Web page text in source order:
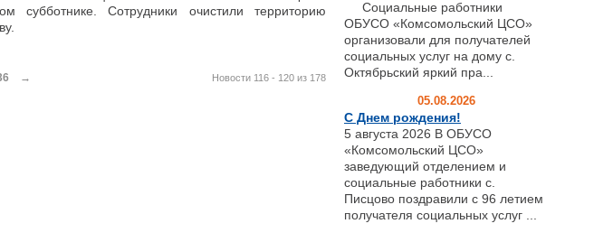
субботнике. Сотрудники очистили территорию
Новости 116 - 120 из 178
→
Социальные работники
ОБУСО «Комсомольский ЦСО»
организовали для получателей
социальных услуг на дому с.
Октябрьский яркий пра...
05.08.2026
С Днем рождения!
5 августа 2026 В ОБУСО
«Комсомольский ЦСО»
заведующий отделением и
социальные работники с.
Писцово поздравили с 96 летием
получателя социальных услуг ...